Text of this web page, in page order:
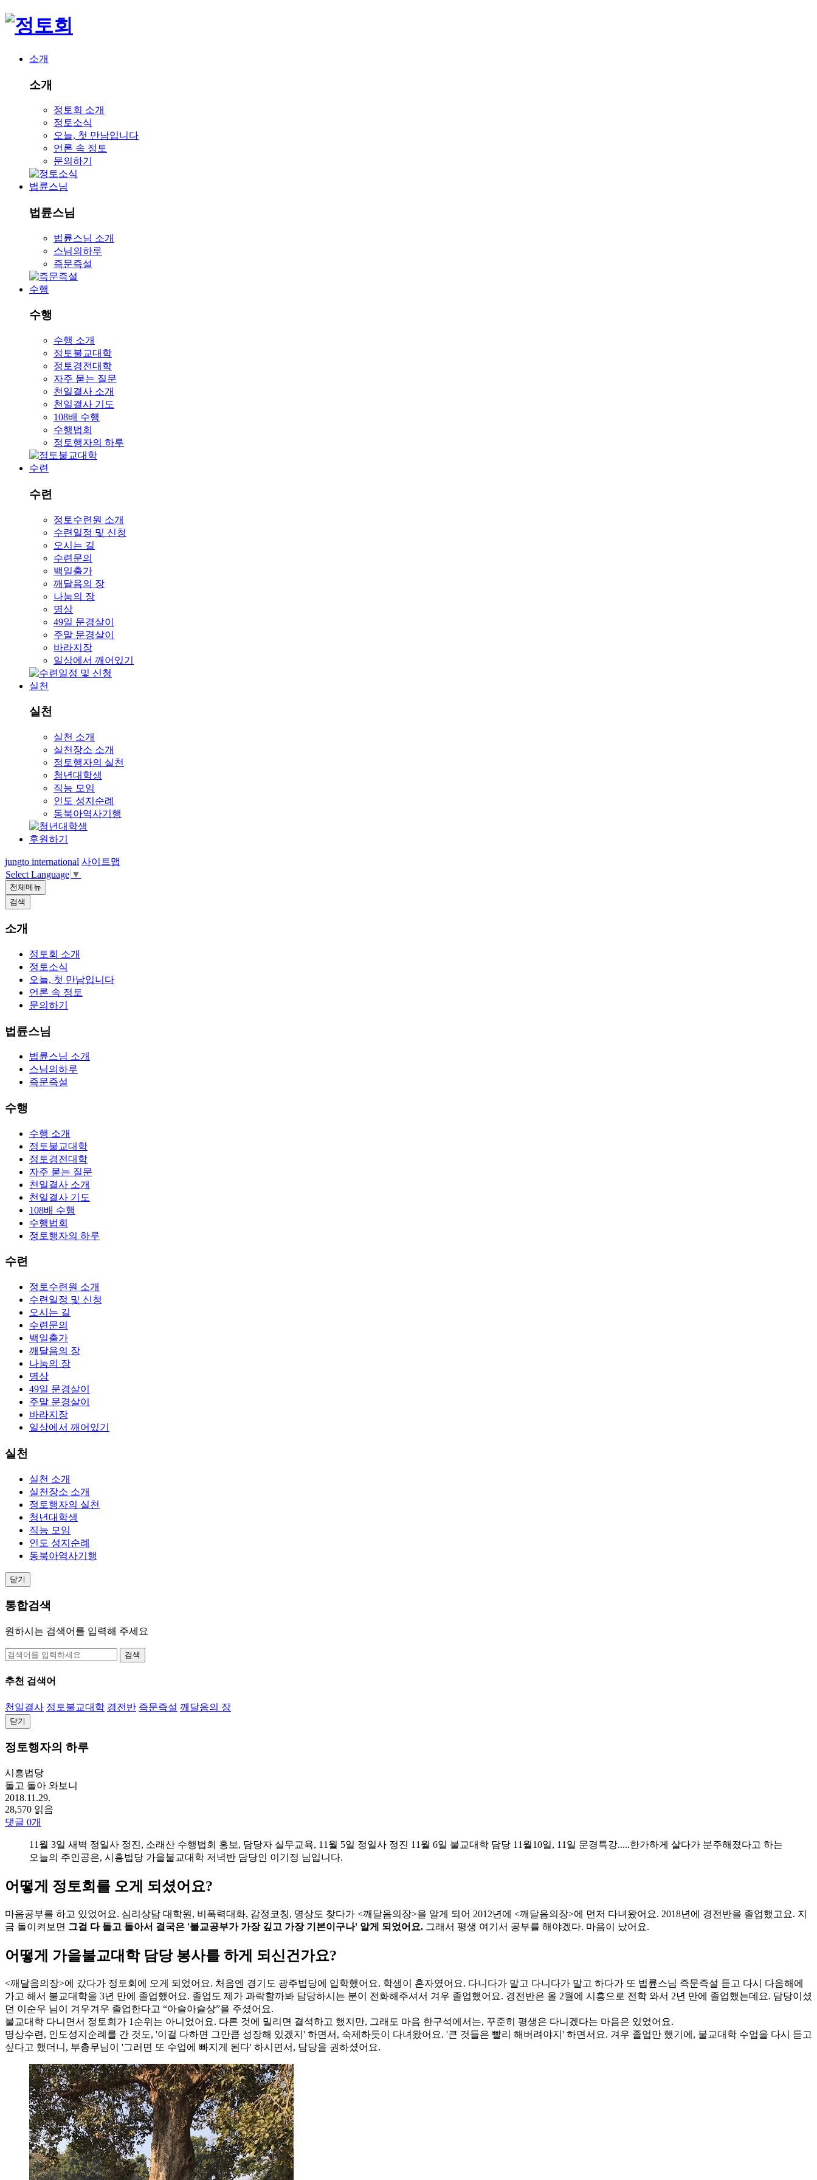
소개
소개
정토회 소개
정토소식
오늘, 첫 만남입니다
언론 속 정토
문의하기
법륜스님
법륜스님
법륜스님 소개
스님의하루
즉문즉설
수행
수행
수행 소개
정토불교대학
정토경전대학
자주 묻는 질문
천일결사 소개
천일결사 기도
108배 수행
수행법회
정토행자의 하루
수련
수련
정토수련원 소개
수련일정 및 신청
오시는 길
수련문의
백일출가
깨달음의 장
나눔의 장
명상
49일 문경살이
주말 문경살이
바라지장
일상에서 깨어있기
실천
실천
실천 소개
실천장소 소개
정토행자의 실천
청년대학생
직능 모임
인도 성지순례
동북아역사기행
후원하기
jungto international 사이트맵
Select Language ▼
전체메뉴
검색
소개
정토회 소개
정토소식
오늘, 첫 만남입니다
언론 속 정토
문의하기
법륜스님
법륜스님 소개
스님의하루
즉문즉설
수행
수행 소개
정토불교대학
정토경전대학
자주 묻는 질문
천일결사 소개
천일결사 기도
108배 수행
수행법회
정토행자의 하루
수련
정토수련원 소개
수련일정 및 신청
오시는 길
수련문의
백일출가
깨달음의 장
나눔의 장
명상
49일 문경살이
주말 문경살이
바라지장
일상에서 깨어있기
실천
실천 소개
실천장소 소개
정토행자의 실천
청년대학생
직능 모임
인도 성지순례
동북아역사기행
닫기
통합검색
원하시는 검색어를 입력해 주세요
검색
추천 검색어
천일결사 정토불교대학 경전반 즉문즉설 깨달음의 장
닫기
정토행자의 하루
시흥법당
돌고 돌아 와보니
2018.11.29.
28,570 읽음
댓글 0개
11월 3일 새벽 정일사 정진, 소래산 수행법회 홍보, 담당자 실무교육, 11월 5일 정일사 정진 11월 6일 불교대학 담당 11월10일, 11일 문경특강.....한가하게 살다가 분주해졌다고 하는
오늘의 주인공은, 시흥법당 가을불교대학 저녁반 담당인 이기정 님입니다.
어떻게 정토회를 오게 되셨어요?
마음공부를 하고 있었어요. 심리상담 대학원, 비폭력대화, 감정코칭, 명상도 찾다가 <깨달음의장>을 알게 되어 2012년에 <깨달음의장>에 먼저 다녀왔어요. 2018년에 경전반을 졸업했고요. 지
금 돌이켜보면 그걸 다 돌고 돌아서 결국은 '불교공부가 가장 깊고 가장 기본이구나' 알게 되었어요. 그래서 평생 여기서 공부를 해야겠다. 마음이 났어요.
어떻게 가을불교대학 담당 봉사를 하게 되신건가요?
<깨달음의장>에 갔다가 정토회에 오게 되었어요. 처음엔 경기도 광주법당에 입학했어요. 학생이 혼자였어요. 다니다가 말고 다니다가 말고 하다가 또 법륜스님 즉문즉설 듣고 다시 다음해에
가고 해서 불교대학을 3년 만에 졸업했어요. 졸업도 제가 과락할까봐 담당하시는 분이 전화해주셔서 겨우 졸업했어요. 경전반은 올 2월에 시흥으로 전학 와서 2년 만에 졸업했는데요. 담당이셨
던 이순우 님이 겨우겨우 졸업한다고 “아슬아슬상”을 주셨어요.
불교대학 다니면서 정토회가 1순위는 아니었어요. 다른 것에 밀리면 결석하고 했지만, 그래도 마음 한구석에서는, 꾸준히 평생은 다니겠다는 마음은 있었어요.
명상수련, 인도성지순례를 간 것도, '이걸 다하면 그만큼 성장해 있겠지' 하면서, 숙제하듯이 다녀왔어요. '큰 것들은 빨리 해버려야지' 하면서요. 겨우 졸업만 했기에, 불교대학 수업을 다시 듣고
싶다고 했더니, 부총무님이 '그러면 또 수업에 빠지게 된다' 하시면서, 담당을 권하셨어요.